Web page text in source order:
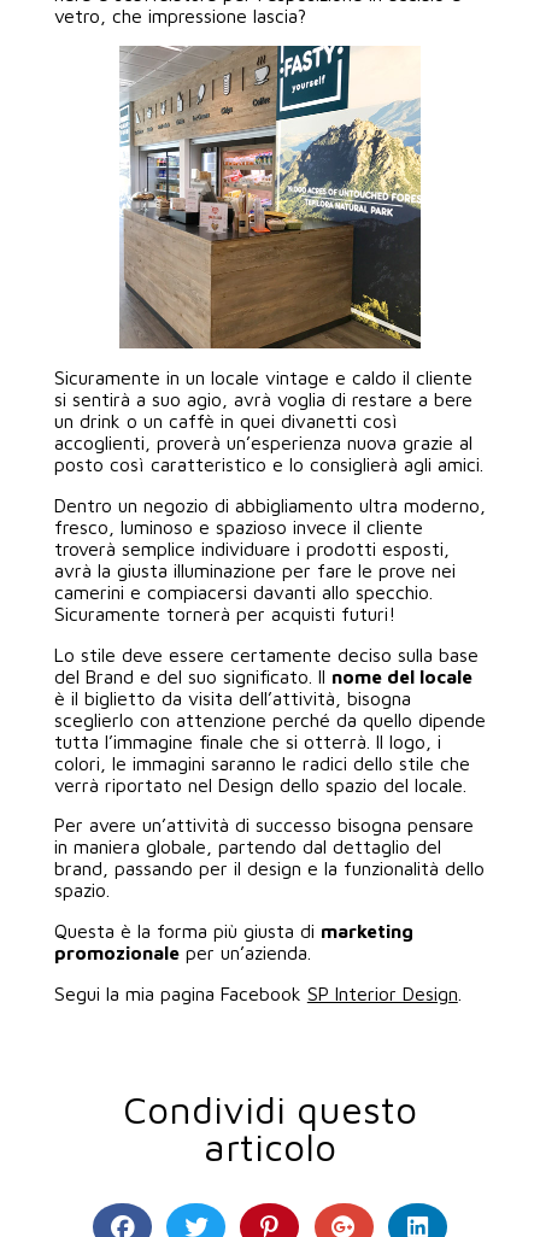
vetro, che impressione lascia?
Sicuramente in un locale vintage e caldo il cliente
si sentirà a suo agio, avrà voglia di restare a bere
un drink o un caffè in quei divanetti così
accoglienti, proverà un’esperienza nuova grazie al
posto così caratteristico e lo consiglierà agli amici.
Dentro un negozio di abbigliamento ultra moderno,
fresco, luminoso e spazioso invece il cliente
troverà semplice individuare i prodotti esposti,
avrà la giusta illuminazione per fare le prove nei
camerini e compiacersi davanti allo specchio.
Sicuramente tornerà per acquisti futuri!
Lo stile deve essere certamente deciso sulla base
del Brand e del suo significato. Il nome del locale
è il biglietto da visita dell’attività, bisogna
sceglierlo con attenzione perché da quello dipende
tutta l’immagine finale che si otterrà. Il logo, i
colori, le immagini saranno le radici dello stile che
verrà riportato nel Design dello spazio del locale.
Per avere un’attività di successo bisogna pensare
in maniera globale, partendo dal dettaglio del
brand, passando per il design e la funzionalità dello
spazio.
Questa è la forma più giusta di marketing
promozionaleper un’azienda.
Segui la mia pagina Facebook SP Interior Design
Condividi questo
articolo